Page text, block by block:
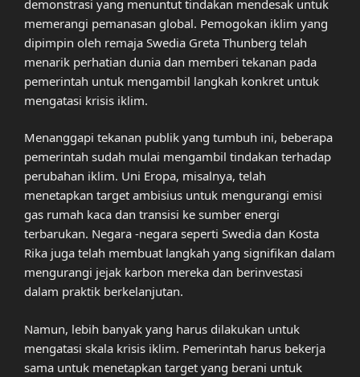
demonstrasi yang menuntut tindakan mendesak untuk
memerangi pemanasan global. Pemogokan iklim yang
dipimpin oleh remaja Swedia Greta Thunberg telah
menarik perhatian dunia dan memberi tekanan pada
pemerintah untuk mengambil langkah konkret untuk
mengatasi krisis iklim.
Menanggapi tekanan publik yang tumbuh ini, beberapa
pemerintah sudah mulai mengambil tindakan terhadap
perubahan iklim. Uni Eropa, misalnya, telah
menetapkan target ambisius untuk mengurangi emisi
gas rumah kaca dan transisi ke sumber energi
terbarukan. Negara -negara seperti Swedia dan Kosta
Rika juga telah membuat langkah yang signifikan dalam
mengurangi jejak karbon mereka dan berinvestasi
dalam praktik berkelanjutan.
Namun, lebih banyak yang harus dilakukan untuk
mengatasi skala krisis iklim. Pemerintah harus bekerja
sama untuk menetapkan target yang berani untuk